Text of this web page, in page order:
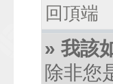
回頂端
» 我該
除非您